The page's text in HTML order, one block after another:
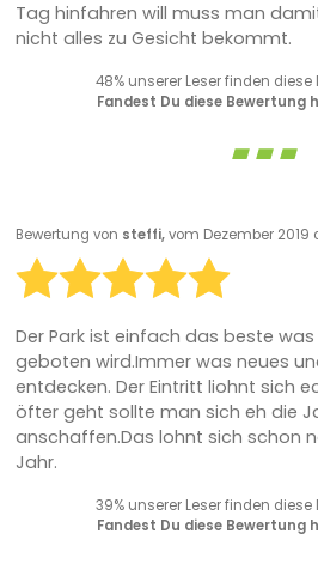
Tag hinfahren will muss man
nicht alles zu Gesicht bekommt.
48% unserer Leser finden
Fandest Du diese Bewertung
Bewertung von steffi,vom Dezember 2019
Der Park ist einfach das beste
geboten wird.Immer was neues
entdecken. Der Eintritt liohnt sich
öfter geht sollte man sich eh die
anschaffen.Das lohnt sich schon
Jahr.
39% unserer Leser finden
Fandest Du diese Bewertung